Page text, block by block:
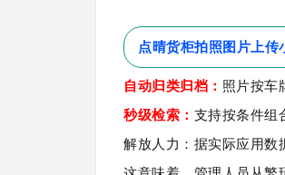
点晴货柜拍照图片上传
自动归类归档： 照片按车
秒级检索： 支持按条件组
解放人力：据实际应用数